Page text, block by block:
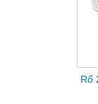
Rổ